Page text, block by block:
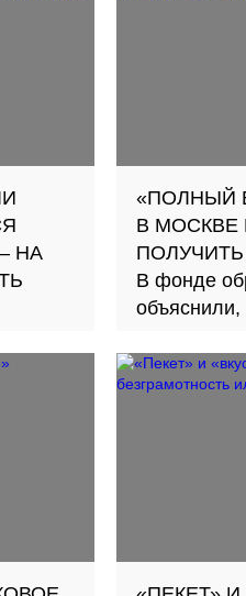
НА
курса
«ПОЛНЫЙ
В МОСКВЕ
ПОЛУЧИТЬ
В фонде
объяснили,